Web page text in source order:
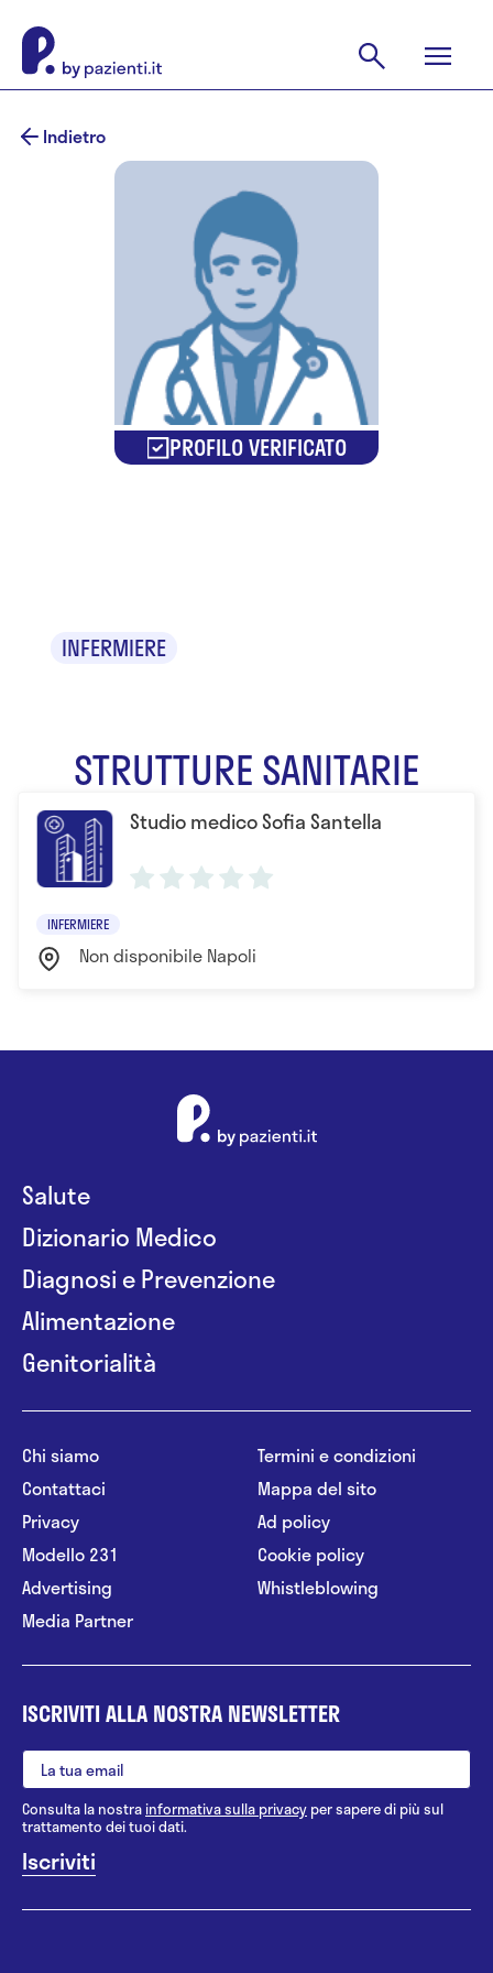
Indietro
PROFILO VERIFICATO
INFERMIERE
STRUTTURE SANITARIE
Studio medico Sofia Santella
INFERMIERE
Non disponibile Napoli
Salute
Dizionario Medico
Diagnosi e Prevenzione
Alimentazione
Genitorialità
Chi siamo
Contattaci
Privacy
Modello 231
Advertising
Media Partner
Termini e condizioni
Mappa del sito
Ad policy
Cookie policy
Whistleblowing
ISCRIVITI ALLA NOSTRA NEWSLETTER
Consulta la nostrainformativa sulla privacy per sapere di più sul
trattamento dei tuoi dati.